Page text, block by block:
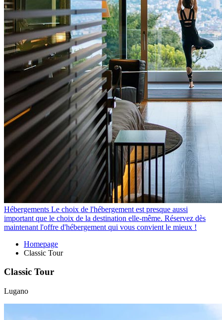
Hébergements Le choix de l'hébergement est presque aussi
important que le choix de la destination elle-même. Réservez dès
maintenant l'offre d'hébergement qui vous convient le mieux !
Homepage
Classic Tour
Classic Tour
Lugano